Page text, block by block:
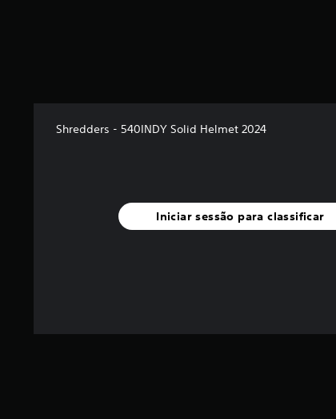
Shredders - 540INDY Solid Helmet 2024
Iniciar sessão para classificar